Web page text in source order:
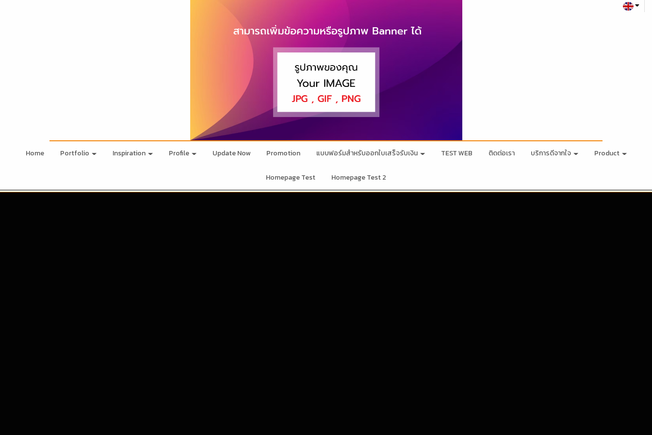
Home Portfolio Inspiration Profile Update Now Promotion แบบฟอร์มสำหรับออกใบเสร็จรับเงิน TEST WEB ติดต่อเรา บริการดีจากใจ Product
Homepage Test Homepage Test 2